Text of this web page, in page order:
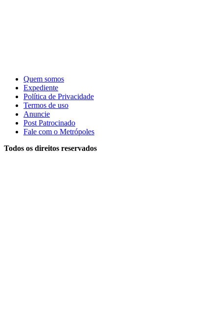
Quem somos
Expediente
Política de Privacidade
Termos de uso
Anuncie
Post Patrocinado
Fale com o Metrópoles
Todos os direitos reservados